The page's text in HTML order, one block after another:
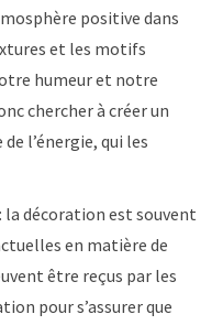
positive dans
et les motifs
humeur et notre
chercher à créer un
l’énergie, qui les
la décoration est souvent
en matière de
être reçus par les
pour s’assurer que